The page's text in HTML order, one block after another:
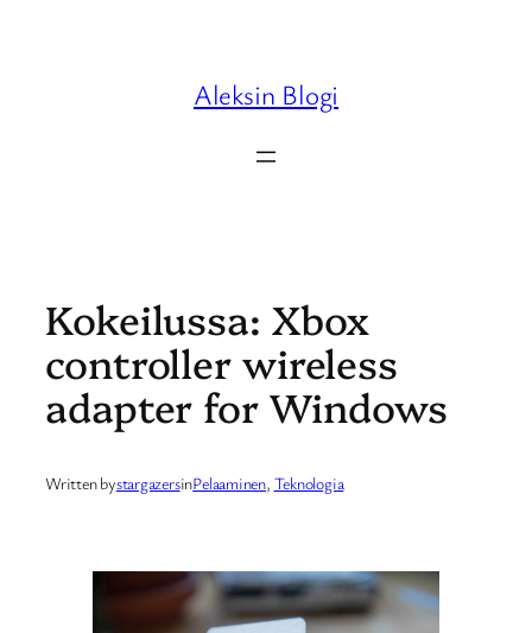
Aleksin Blogi
Kokeilussa: Xbox
controller wireless
adapter for Windows
Written bystargazersinPelaaminen, Teknologia